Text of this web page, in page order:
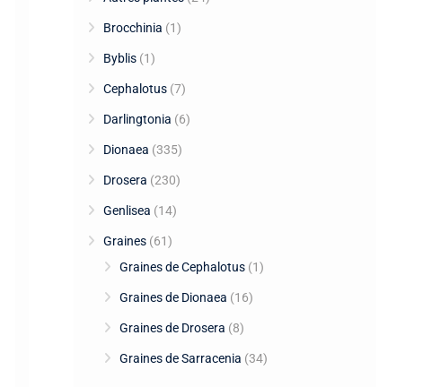
Brocchinia (1)
Byblis (1)
Cephalotus (7)
Darlingtonia (6)
Dionaea (335)
Drosera (230)
Genlisea (14)
Graines (61)
Graines de Cephalotus (1)
Graines de Dionaea (16)
Graines de Drosera (8)
Graines de Sarracenia (34)